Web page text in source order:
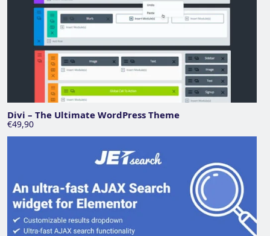
Divi – The Ultimate WordPress Theme
€49,90